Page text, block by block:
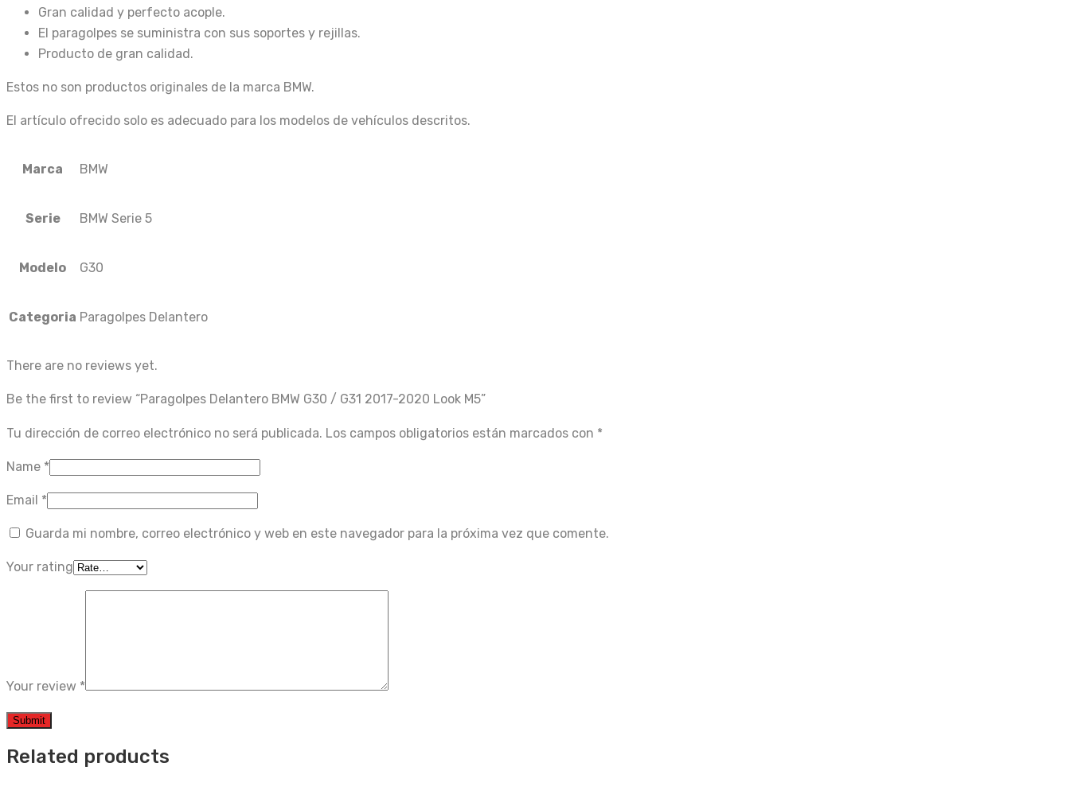
Gran calidad y perfecto acople.
El paragolpes se suministra con sus soportes y rejillas.
Producto de gran calidad.
Estos no son productos originales de la marca BMW.
El artículo ofrecido solo es adecuado para los modelos de vehículos descritos.
Marca BMW
Serie BMW Serie 5
Modelo G30
Categoria Paragolpes Delantero
There are no reviews yet.
Be the first to review “Paragolpes Delantero BMW G30 / G31 2017-2020 Look M5”
Tu dirección de correo electrónico no será publicada. Los campos obligatorios están marcados con *
Name *
Email *
Guarda mi nombre, correo electrónico y web en este navegador para la próxima vez que comente.
Your rating
Your review *
Related products